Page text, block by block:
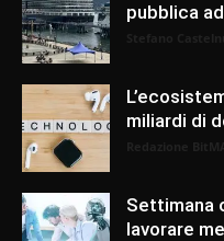
pubblica
miliardi di
Settimana
lavorare